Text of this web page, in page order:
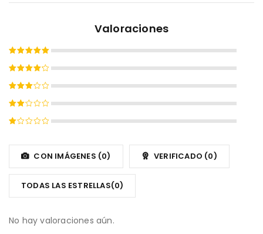
Valoraciones
Valorado
5
Valorado
de 5
Valorado
3de
Valorado
de
con
5
CON IMÁGENES (0) VERIFICADO (0)
TODAS LAS ESTRELLAS(0)
No hay valoraciones aún.